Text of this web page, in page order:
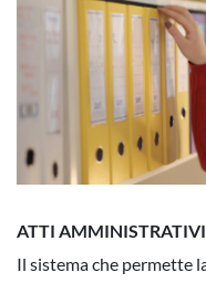
ATTI AMMINISTRATIVI
Il sistema che permette